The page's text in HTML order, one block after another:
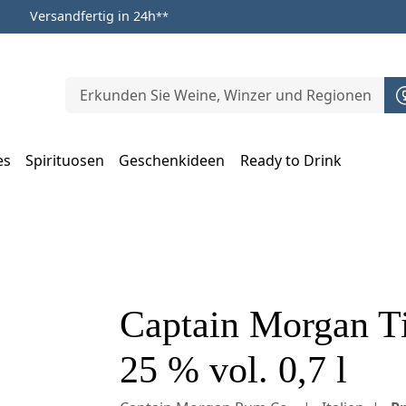
Versandfertig in 24h**
Spirituosen Geschenkideen
Ready to Drink
Captain Morgan
25 % vol. 0,7 l